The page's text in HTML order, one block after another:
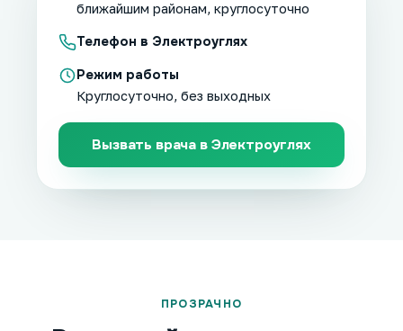
ближайшим районам, круглосуточно
Телефон в Электроуглях
Режим работы
Круглосуточно, без выходных
Вызвать врача в Электроуглях
ПРОЗРАЧНО